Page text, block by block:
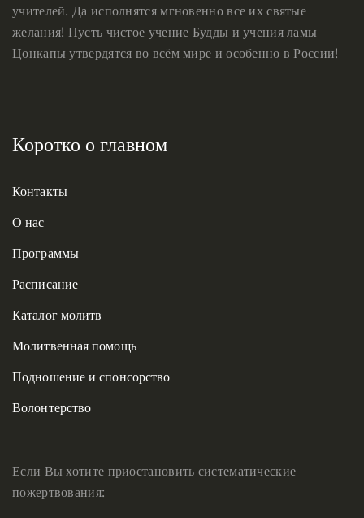
учителей. Да исполнятся мгновенно все их святые
желания! Пусть чистое учение Будды и учения ламы
Цонкапы утвердятся во всём мире и особенно в России!
Коротко о главном
Контакты
О нас
Программы
Расписание
Каталог молитв
Молитвенная помощь
Подношение и спонсорство
Волонтерство
Если Вы хотите приостановить систематические
пожертвования: